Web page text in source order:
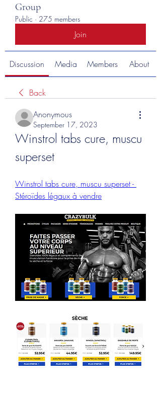
Group
Public · 275 members
Join
Discussion Media Members About
Back
Anonymous
September 17, 2023
Winstrol tabs cure, muscu
superset
Winstrol tabs cure, muscu superset -
Stéroïdes légaux à vendre